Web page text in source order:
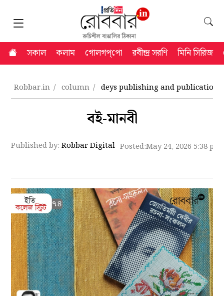
সকাল কলাম গোলগপ্‌পো রবীন্দ্র সরণি মিনি সিরিজ
Robbar.in column deys publishing and
বই-মানবী
Published by:Robbar Digital Posted:May 24, 2026 5:38 pm